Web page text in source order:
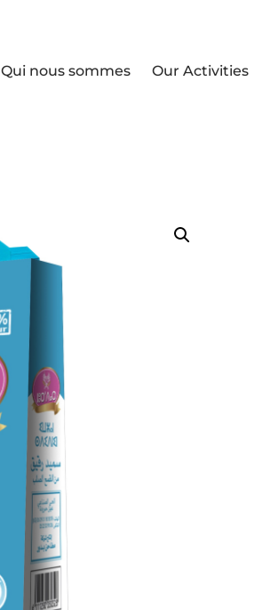
Qui nous sommes Our Activities